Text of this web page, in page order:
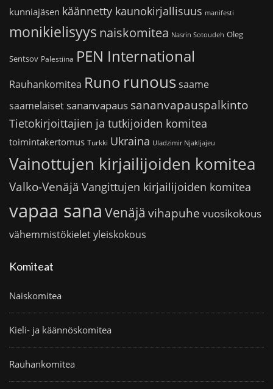
kunniajäsen käännetty kaunokirjallisuus manifesti
monikielisyys naiskomitea Nasrin Sotoudeh Oleg
Sentsov Palestiina PEN International
Rauhankomitea Runo runoussaame
saamelaiset sananvapaus sananvapauspalkinto
Tietokirjoittajien ja tutkijoiden komitea
toimintakertomus Turkki Ukraina Uladzimir Njakljajeu
Vainottujen kirjailijoiden komitea
Valko-Venäjä Vangittujen kirjailijoiden komitea
vapaa sana Venäjä vihapuhe vuosikokous
vähemmistökieletyleiskokous
Komiteat
Naiskomitea
Kieli- ja käännöskomitea
Rauhankomitea